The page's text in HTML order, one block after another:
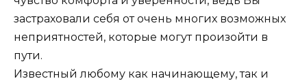
застраховали себя от очень многих возможных
неприятностей, которые могут произойти в
пути.
Известный любому как начинающему, так и